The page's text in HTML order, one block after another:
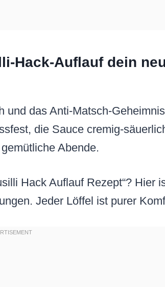
Hack-Auflauf dein
und das Anti-Matsch-
die Sauce cremig-
Abende.
Hack Auflauf Rezept“? Hier
Jeder Löffel ist purer